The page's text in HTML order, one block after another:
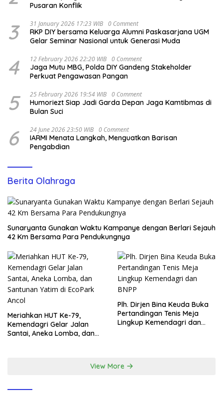
Pusaran Konflik
3 31 January 2026 17:23 WIB 0 Comment
RKP DIY bersama Keluarga Alumni Paskasarjana UGM
Gelar Seminar Nasional untuk Generasi Muda
4 12 February 2026 22:20 WIB 0 Comment
Jaga Mutu MBG, Polda DIY Gandeng Stakeholder
Perkuat Pengawasan Pangan
5 25 February 2026 19:54 WIB 0 Comment
Humoriezt Siap Jadi Garda Depan Jaga Kamtibmas di
Bulan Suci
6 24 June 2026 23:50 WIB 0 Comment
IARMI Menata Langkah, Menguatkan Barisan
Pengabdian
Berita Olahraga
Sunaryanta Gunakan Waktu Kampanye dengan Berlari Sejauh
42 Km Bersama Para Pendukungnya
Meriahkan HUT Ke-79,
Kemendagri Gelar Jalan
Santai, Aneka Lomba, dan
Plh. Dirjen Bina Keuda Buka
Pertandingan Tenis Meja
Lingkup Kemendagri dan
View More